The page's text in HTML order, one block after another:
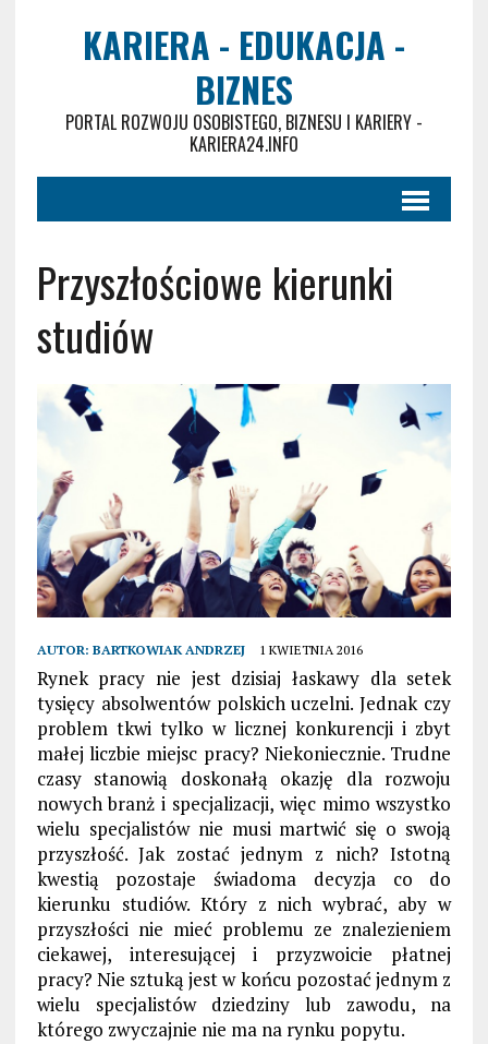
KARIERA - EDUKACJA -
BIZNES
PORTAL ROZWOJU OSOBISTEGO, BIZNESU I KARIERY -
KARIERA24.INFO
Przyszłościowe kierunki
studiów
AUTOR: BARTKOWIAK ANDRZEJ 1 KWIETNIA 2016
Rynek pracy nie jest dzisiaj łaskawy dla setek
tysięcy absolwentów polskich uczelni. Jednak czy
problem tkwi tylko w licznej konkurencji i zbyt
małej liczbie miejsc pracy? Niekoniecznie. Trudne
czasy stanowią doskonałą okazję dla rozwoju
nowych branż i specjalizacji, więc mimo wszystko
wielu specjalistów nie musi martwić się o swoją
przyszłość. Jak zostać jednym z nich? Istotną
kwestią pozostaje świadoma decyzja co do
kierunku studiów. Który z nich wybrać, aby w
przyszłości nie mieć problemu ze znalezieniem
ciekawej, interesującej i przyzwoicie płatnej
pracy? Nie sztuką jest w końcu pozostać jednym z
wielu specjalistów dziedziny lub zawodu, na
którego zwyczajnie nie ma na rynku popytu.